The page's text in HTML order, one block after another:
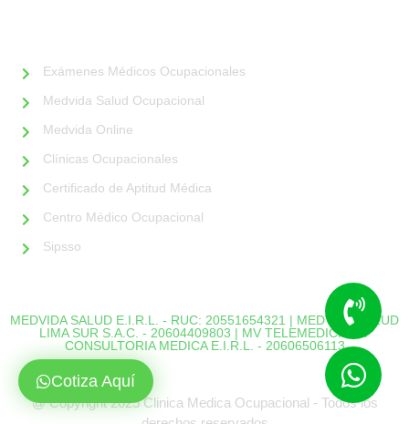
Exámenes Médicos Ocupacionales
Medvida Salud Ocupacional
Medvida Online
Clínicas Ocupacionales
Certificado de Aptitud Médica
Centro Médico Ocupacional
Sipsso
MEDVIDA SALUD E.I.R.L. - RUC: 20551654321 | MEDVIDA SALUD
LIMA SUR S.A.C. - 20604409803 | MV TELEMEDICINA Y
CONSULTORIA MEDICA E.I.R.L. - 20606506113
@ Copyright 2025 Clinica Medica Ocupacional - Todos los
Cotiza Aquí